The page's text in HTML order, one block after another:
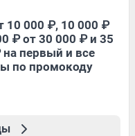
10 000 ₽, 10 000 ₽
₽ от 30 000 ₽ и 35
первый и все
по промокоду